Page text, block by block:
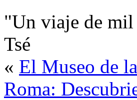
"Un viaje de
Tsé
« El Museo de
Roma: